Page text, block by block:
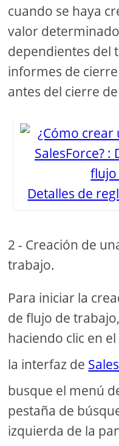
cuando se haya
valor
dependientes del
informes de
antes del cierre
Detalles de
2 - Creación de
trabajo.
Para iniciar la
de flujo de
haciendo clic en
la interfaz de
busque el menú
pestaña de
izquierda de la